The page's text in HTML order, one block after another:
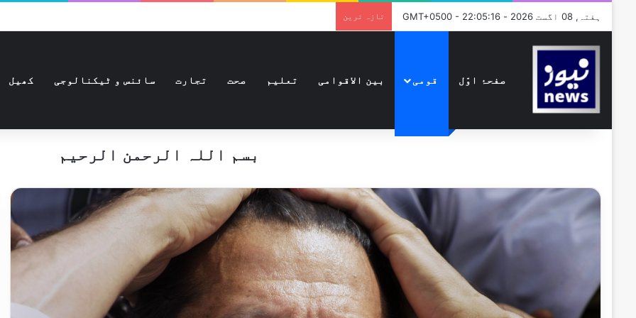
ہفتہ, 08 اگست 2026 - GMT+0500 - 22:05:16 تازہ ترین
صفحۂ اوّل قومی بین الاقوامی تعلیم صحت تجارت سائنس و ٹیکنالوجی کھیل
بسم اللہ الرحمن الرحیم